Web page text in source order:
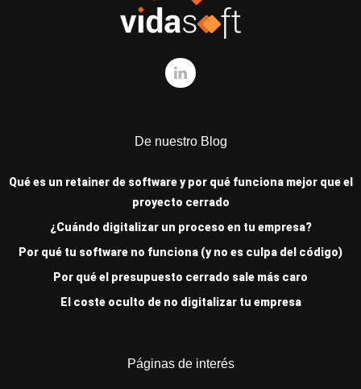
De nuestro Blog
Qué es un retainer de software y por qué funciona mejor que el
proyecto cerrado
¿Cuándo digitalizar un proceso en tu empresa?
Por qué tu software no funciona (y no es culpa del código)
Por qué el presupuesto cerrado sale más caro
El coste oculto de no digitalizar tu empresa
Páginas de interés